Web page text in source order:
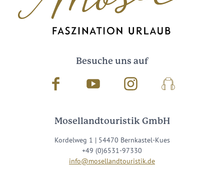
Besuche uns auf
Facebook Youtube InstagramPodcast
Mosellandtouristik GmbH
Kordelweg 1 | 54470 Bernkastel-Kues
+49 (0)6531-97330
info@mosellandtouristik.de